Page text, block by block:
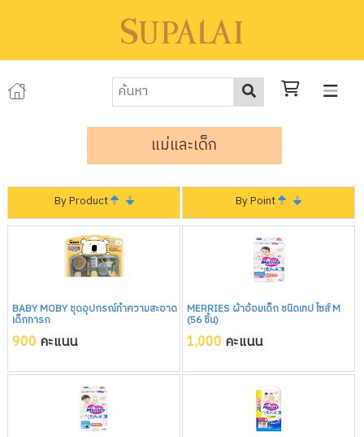
แม่และเด็ก
By Product By Point
BABY MOBY ชุดอุปกรณ์ทำความสะอาด
เด็กทารก
900 คะแนน
MERRIES ผ้าอ้อมเด็ก ชนิดเทป ไซส์ M
(56 ชิ้น)
1,000 คะแนน